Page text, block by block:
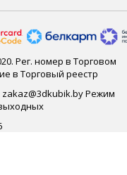
Рег. номер в Торговом
в Торговый реестр
zakaz@3dkubik.by Режим